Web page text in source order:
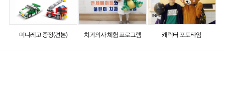
미니레고 증정(견본) 치과의사 체험 프로그램 캐릭터 포토타임